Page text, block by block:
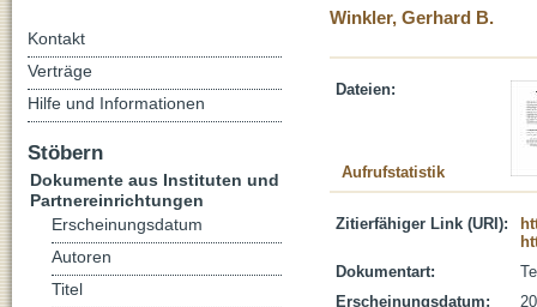
Winkler, Gerhard B.
Dateien:
Aufrufstatistik
Zitierfähiger Link (URI):
Dokumentart:
Erscheinungsdatum:
Kontakt
Verträge
Hilfe und Informationen
Stöbern
Dokumente aus Instituten und
Partnereinrichtungen
Erscheinungsdatum
Autoren
Titel